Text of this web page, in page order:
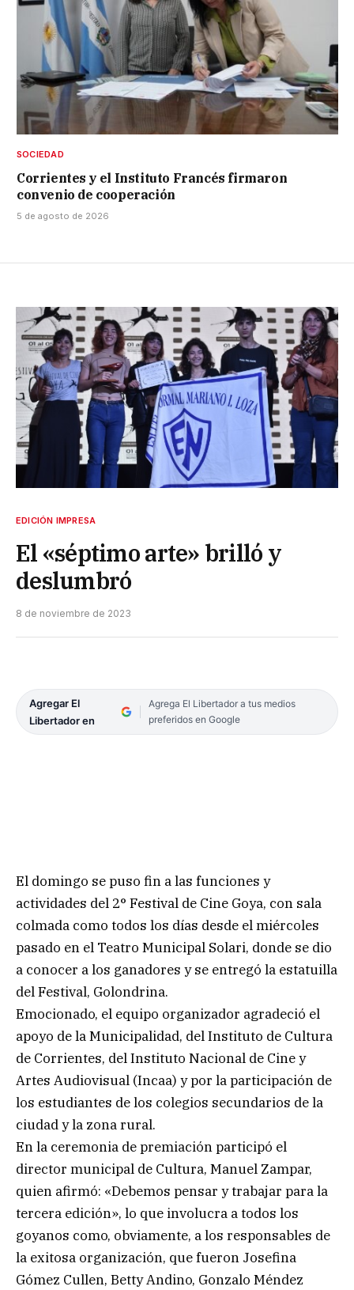
SOCIEDAD
Corrientes y el Instituto Francés firmaron
convenio de cooperación
5 de agosto de 2026
EDICIÓN IMPRESA
El «séptimo arte» brilló y
deslumbró
8 de noviembre de 2023
Agregar El
Libertador en
Agrega El Libertador a tus medios
preferidos en Google
El domingo se puso fin a las funciones y
actividades del 2° Festival de Cine Goya, con sala
colmada como todos los días desde el miércoles
pasado en el Teatro Municipal Solari, donde se dio
a conocer a los ganadores y se entregó la estatuilla
del Festival, Golondrina.
Emocionado, el equipo organizador agradeció el
apoyo de la Municipalidad, del Instituto de Cultura
de Corrientes, del Instituto Nacional de Cine y
Artes Audiovisual (Incaa) y por la participación de
los estudiantes de los colegios secundarios de la
ciudad y la zona rural.
En la ceremonia de premiación participó el
director municipal de Cultura, Manuel Zampar,
quien afirmó: «Debemos pensar y trabajar para la
tercera edición», lo que involucra a todos los
goyanos como, obviamente, a los responsables de
la exitosa organización, que fueron Josefina
Gómez Cullen, Betty Andino, Gonzalo Méndez